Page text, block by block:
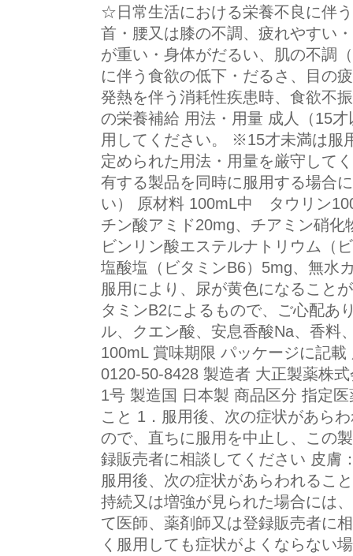
☆日常生活における栄養不良に伴
首・腰又は膝の不調、疲れやすい
が重い・身体がだるい、肌の不調
に伴う食欲の低下・だるさ、目
発熱を伴う消耗性疾患時、食欲不
の栄養補給 用法・用量 成人（15
用してください。 ※15才未満は服
定められた用法・用量を厳守して
有する製品を同時に服用する場合
い） 原材料 100mL中 タウリン
チン酸アミド20mg、チアミン硝
ビンリン酸エステルナトリウム（
塩酸塩（ビタミンB6）5mg、無水
服用により、尿が黄色になること
タミンB2によるもので、ご心配あ
ル、クエン酸、安息香酸Na、香料
100mL 賞味期限 パッケージに記
0120-50-8428 製造者 大正製薬株
1号 製造国 日本製 商品区分 指定
こと 1．服用後、次の症状があら
ので、直ちに服用を中止し、この
録販売者に相談してください 皮膚
服用後、次の症状があらわれるこ
持続又は増強が見られた場合には
て医師、薬剤師又は登録販売者に
く服用しても症状がよくならない